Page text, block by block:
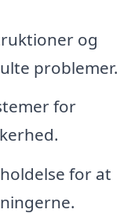
og
problemer.
for
for at